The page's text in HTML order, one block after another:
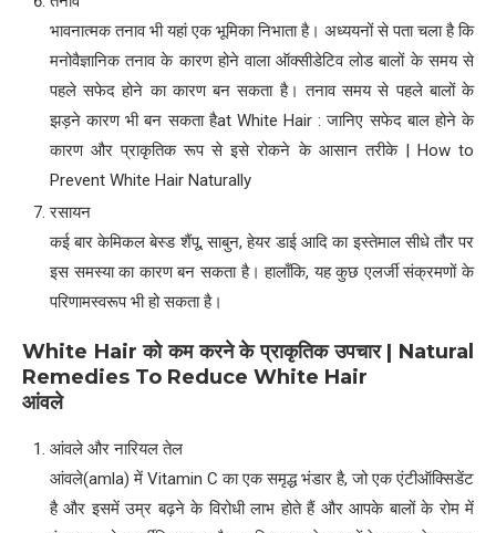
भावनात्मक तनाव भी यहां एक भूमिका निभाता है। अध्ययनों से पता चला है कि
मनोवैज्ञानिक तनाव के कारण होने वाला ऑक्सीडेटिव लोड बालों के समय से
पहले सफेद होने का कारण बन सकता है। तनाव समय से पहले बालों के
झड़ने कारण भी बन सकता हैat White Hair : जानिए सफेद बाल होने के
कारण और प्राकृतिक रूप से इसे रोकने के आसान तरीके | How to
Prevent White Hair Naturally
रसायन
कई बार केमिकल बेस्ड शैंपू, साबुन, हेयर डाई आदि का इस्तेमाल सीधे तौर पर
इस समस्या का कारण बन सकता है। हालाँकि, यह कुछ एलर्जी संक्रमणों के
परिणामस्वरूप भी हो सकता है।
White Hairको कम करने के प्राकृतिक उपचार | Natural
Remedies To Reduce White Hair
आंवले
आंवले और नारियल तेल
आंवले(amla) में Vitamin C का एक समृद्ध भंडार है, जो एक एंटीऑक्सिडेंट
है और इसमें उम्र बढ़ने के विरोधी लाभ होते हैं और आपके बालों के रोम में